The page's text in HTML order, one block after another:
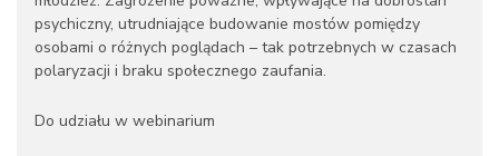
psychiczny, utrudniające budowanie mostów pomiędzy
osobami o różnych poglądach – tak potrzebnych w czasach
polaryzacji i braku społecznego zaufania.
Do udziału w webinarium